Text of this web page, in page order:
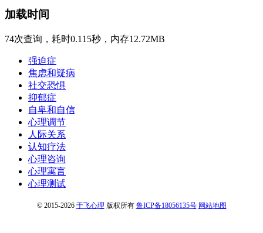
加载时间
74次查询，耗时0.115秒，内存12.72MB
强迫症
焦虑和疑病
社交恐惧
抑郁症
自卑和自信
心理调节
人际关系
认知疗法
心理咨询
心理寓言
心理测试
© 2015-2026 于飞心理 版权所有 鲁ICP备18056135号 网站地图